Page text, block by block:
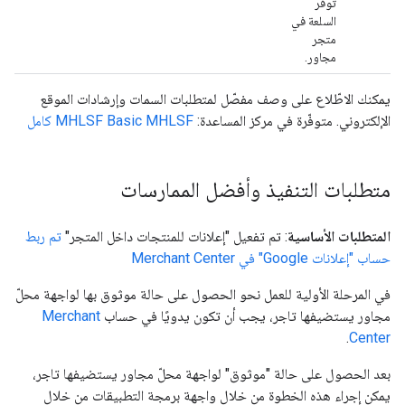
السلعة في
متجر
مجاور.
يمكنك الاطّلاع على وصف مفصّل لمتطلبات السمات وإرشادات الموقع
الإلكتروني. متوفّرة في مركز المساعدة:
MHLSF Basic MHLSF كامل
متطلبات التنفيذ وأفضل الممارسات
المتطلبات الأساسية: تم تفعيل "إعلانات للمنتجات داخل المتجر" تم ربط
حساب "إعلانات Google" في Merchant Center
في المرحلة الأولية للعمل نحو الحصول على حالة موثوق بها لواجهة محلّ
مجاور يستضيفها تاجر، يجب أن تكون يدويًا في حساب Merchant
Center
.
بعد الحصول على حالة "موثوق" لواجهة محلّ مجاور يستضيفها تاجر،
يمكن إجراء هذه الخطوة من خلال واجهة برمجة التطبيقات من خلال